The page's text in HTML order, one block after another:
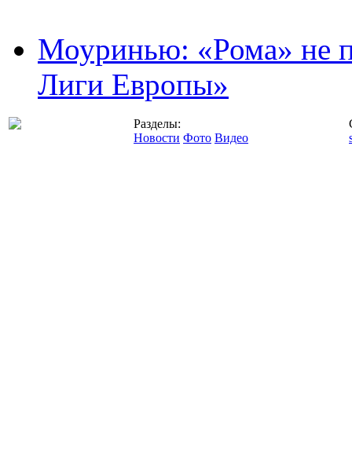
Моуринью: «Рома» не
Лиги Европы»
Разделы:
Новости Фото Видео